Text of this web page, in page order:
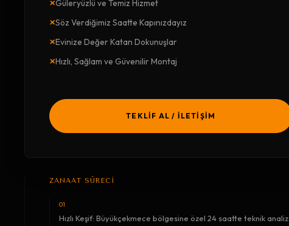
Güleryüzlü ve Temiz Hizmet
×Söz Verdiğimiz Saatte Kapınızdayız
×Evinize Değer Katan Dokunuşlar
×Hızlı, Sağlam ve Güvenilir Montaj
TEKLİF AL / İLETİŞİM
ZANAAT SÜRECİ
01
Hızlı Keşif: Büyükçekmece bölgesine özel 24 saatte teknik analiz.